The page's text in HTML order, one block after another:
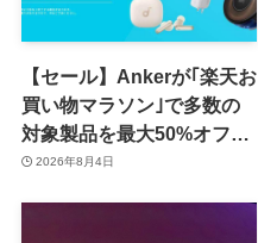
【セール】Ankerが｢楽天お
買い物マラソン｣で多数の
対象製品を最大50%オフで
販売するセールを開催中
2026年8月4日